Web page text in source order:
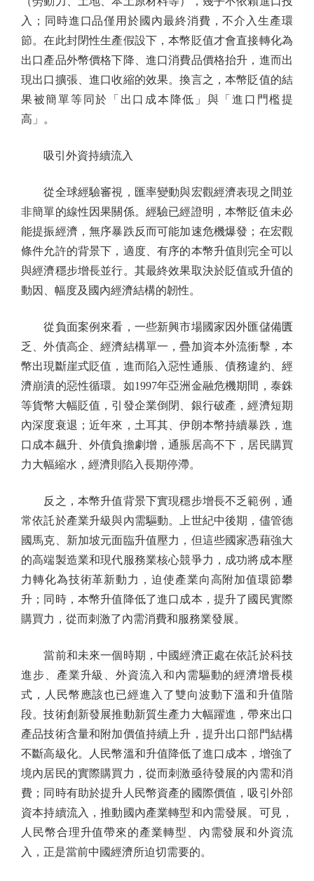
入；同時進口品僅用於國內最終消費，不介入生產環
節。在此封閉性生產假設下，本幣貶值才會直接轉化為
出口產品外幣價格下降、進口消費品價格抬升，進而出
現出口擴張、進口收縮的效果。換言之，本幣貶值的結
果被簡單等同於「出口成本降低」與「進口門檻提
高」。
吸引外資持續流入
從全球經驗審視，匯率變動與宏觀經濟表現之間並
非簡單的線性因果關係。經驗已經證明，本幣貶值未必
能提振經濟，無序暴跌反而可能加速危機爆發；在宏觀
條件允許的背景下，適度、有序的本幣升值則完全可以
與經濟穩步增長並行。其最終效果取決於貶值或升值的
動因、幅度及國內經濟結構的韌性。
從負面案例來看，一些新興市場國家因外匯儲備匱
乏、外債高企、經濟結構單一，疊加資本外流衝擊，本
幣出現斷崖式貶值，進而陷入惡性通脹、債務違約、經
濟崩潰的惡性循環。如1997年亞洲金融危機期間，泰銖
等貨幣大幅貶值，引發企業倒閉、銀行破產，經濟短期
內深度衰退；近年來，土耳其、伊朗本幣持續暴跌，進
口成本飆升、外債負擔劇增，通脹居高不下，居民購買
力大幅縮水，經濟則陷入長期停滯。
反之，本幣升值背景下實現穩步增長不乏範例，通
常依託於產業升級與內需驅動。上世紀中後期，儘管德
國馬克、新加坡元面臨升值壓力，但這些國家憑藉強大
的高端製造業和現代服務業核心競爭力，成功將成本壓
力轉化為技術革新動力，迫使產業向高附加值環節攀
升；同時，本幣升值降低了進口成本，提升了國民實際
購買力，從而刺激了內需消費和服務業發展。
當前和未來一個時期，中國經濟正處在依託於科技
進步、產業升級、外資流入和內需驅動的經濟增長模
式，人民幣應該也已經進入了雙向波動下溫和升值階
段。技術創新發展推動新質生產力大幅躍進，帶來出口
產品技術含量和附加價值持續上升，提升出口部門結構
不斷高級化。人民幣溫和升值降低了進口成本，增強了
境內居民的實際購買力，從而刺激亟待發展的內需和消
費；同時有助於提升人民幣資產的國際價值，吸引外部
資本持續流入，推動國內產業轉型和內需發展。可見，
人民幣合理升值帶來的產業轉型、內需發展和外資流
入，正是當前中國經濟所迫切需要的。